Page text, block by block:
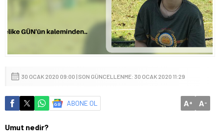
30 OCAK 2020 09:00 | SON GÜNCELLENME: 30 OCAK 2020 11:29
ABONE OL A+ A-
Umut nedir?